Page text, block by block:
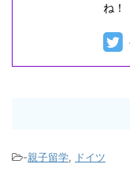
ね！
-親子留学, ドイツ